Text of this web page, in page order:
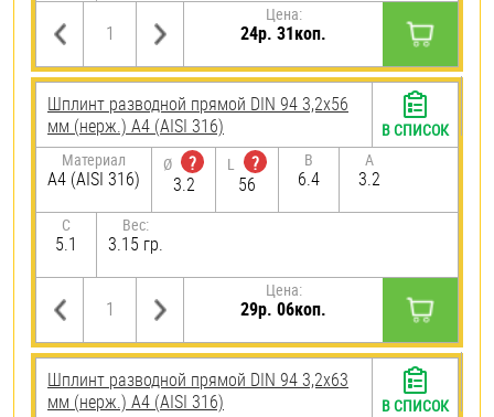
Цена:
24р. 31коп.
Шплинт разводной прямой DIN 94 3,2х56
мм (нерж.) A4 (AISI 316)
Материал
A4 (AISI 316)
Ø
?
3.2
L
?
56
B
6.4
A
3.2
C
5.1
Вес:
3.15 гр.
Цена:
29р. 06коп.
В СПИСОК
Шплинт разводной прямой DIN 94 3,2х63
мм (нерж.) A4 (AISI 316)
В СПИСОК